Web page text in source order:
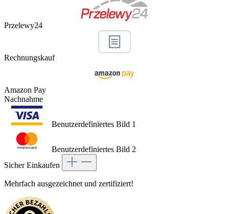
Przelewy24
Rechnungskauf
Amazon Pay
Nachnahme
Benutzerdefiniertes Bild 1
Benutzerdefiniertes Bild 2
Sicher Einkaufen
Mehrfach ausgezeichnet und zertifiziert!